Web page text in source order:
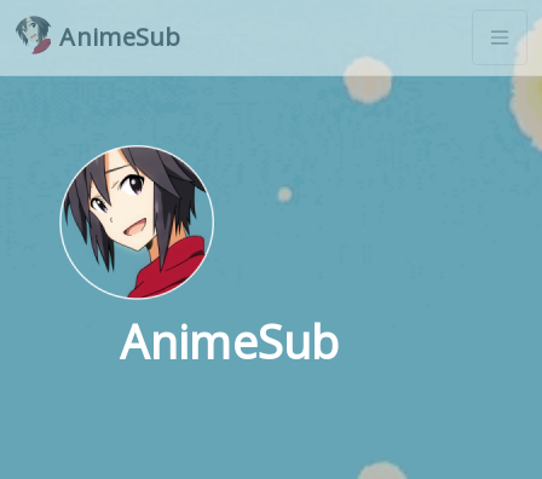
AnimeSub
AnimeSub